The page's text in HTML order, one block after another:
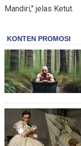
Mandiri," jelas Ketut.